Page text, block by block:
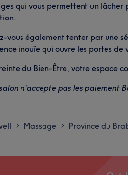
qui vous permettent un lâcher
vous également tenter par une
inouïe qui ouvre les portes de
du Bien-Être, votre espace
n'accepte pas les paiement
> Massage > Province du